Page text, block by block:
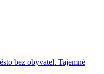
bez obyvatel. Tajemné